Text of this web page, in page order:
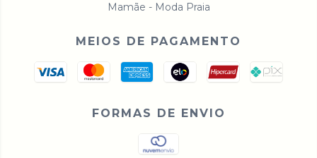
Mamãe - Moda Praia
MEIOS DE PAGAMENTO
FORMAS DE ENVIO